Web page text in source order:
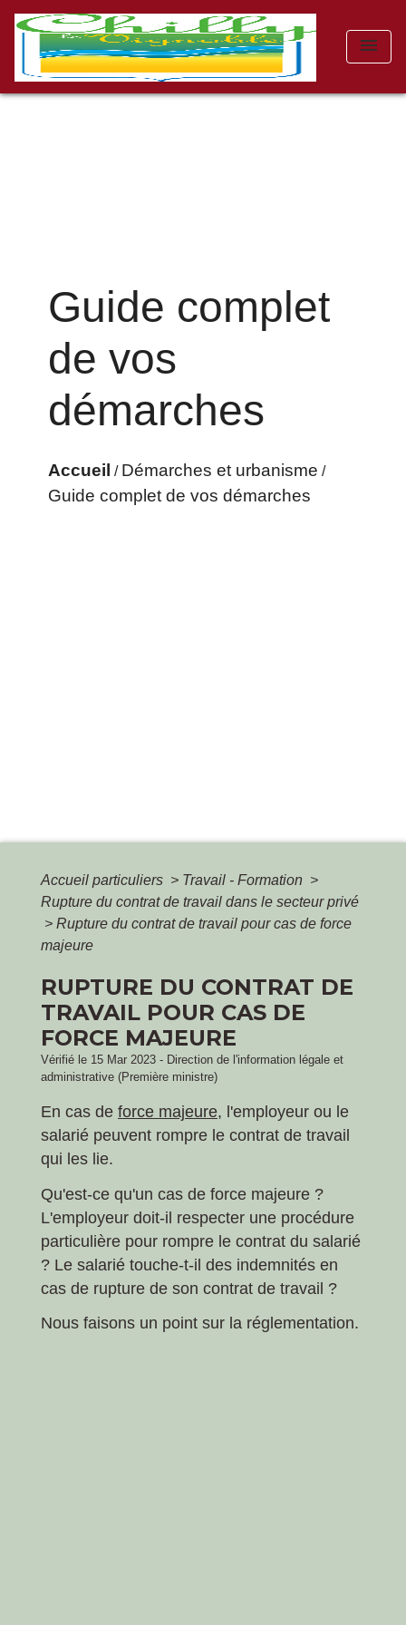
menu
Guide complet
de vos
démarches
Accueil / Démarches et urbanisme /
Guide complet de vos démarches
Accueil particuliers > Travail - Formation >
Rupture du contrat de travail dans le secteur privé
> Rupture du contrat de travail pour cas de force
majeure
RUPTURE DU CONTRAT DE
TRAVAIL POUR CAS DE
FORCE MAJEURE
Vérifié le 15 Mar 2023 - Direction de l'information légale et
administrative (Première ministre)
En cas de force majeure, l'employeur ou le
salarié peuvent rompre le contrat de travail
qui les lie.
Qu'est-ce qu'un cas de force majeure ?
L'employeur doit-il respecter une procédure
particulière pour rompre le contrat du salarié
? Le salarié touche-t-il des indemnités en
cas de rupture de son contrat de travail ?
Nous faisons un point sur la réglementation.